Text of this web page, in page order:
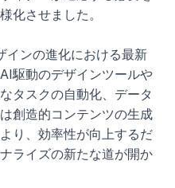
化させました。
インの進化における最新
駆動のデザインツールや
タスクの自動化、データ
創造的コンテンツの生成
り、効率性が向上するだ
ライズの新たな道が開か